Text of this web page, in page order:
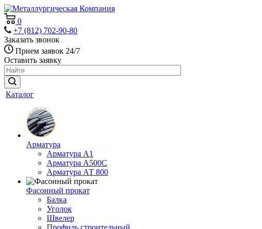
0
+7 (812) 702-90-80
Заказать звонок
Прием заявок 24/7
Оставить заявку
Каталог
Арматура
Арматура А1
Арматура А500С
Арматура АТ 800
Фасонный прокат
Балка
Уголок
Швелер
Профиль строительный